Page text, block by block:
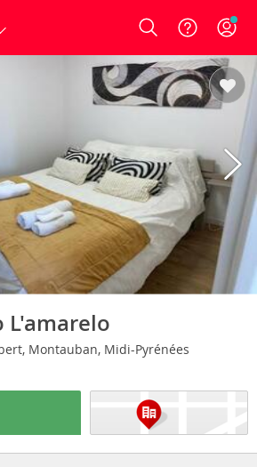
Login
L'amarelo
Montauban, Midi-Pyrénées